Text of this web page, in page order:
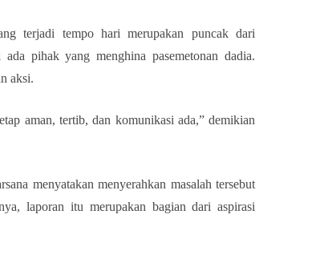
yang Berwajib
92FM
terjadi tempo hari merupakan puncak dari
pihak yang menghina pasemetonan dadia.
aksi.
aman, tertib, dan komunikasi ada,” demikian
menyatakan menyerahkan masalah tersebut
laporan itu merupakan bagian dari aspirasi
yang Berwajib
92FM